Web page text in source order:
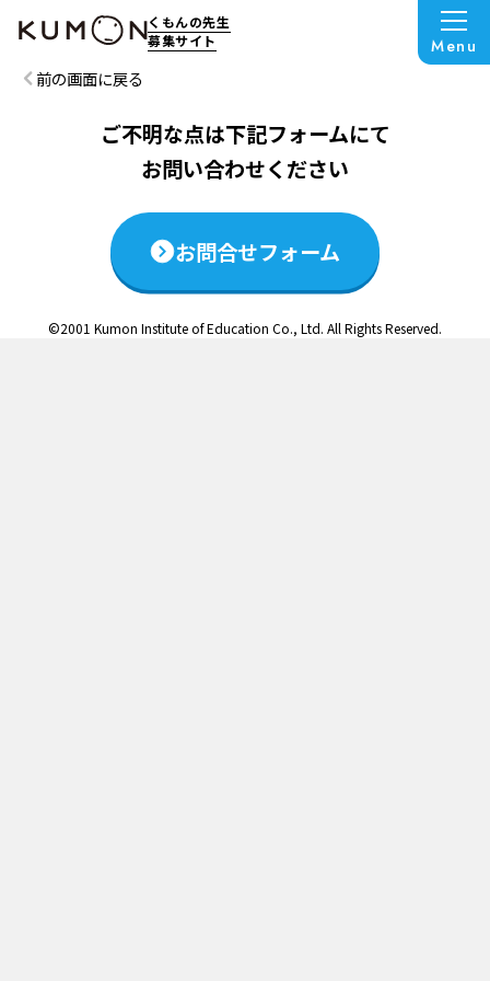
くもんの先生
募集サイト
Menu
この説明会は終了いたしました
前の画面に戻る
ご不明な点は下記フォームにて
お問い合わせください
お問合せフォーム
©2001 Kumon Institute of Education Co., Ltd. All Rights Reserved.